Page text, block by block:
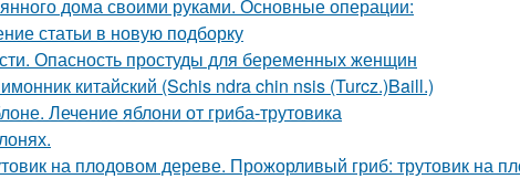
дома своими руками. Основные операции:
статьи в новую подборку
Опасность простуды для беременных женщин
китайский (Schis ndra chin nsis (Turcz.)Baill.)
Лечение яблони от гриба-трутовика
на плодовом дереве. Прожорливый гриб: трутовик на